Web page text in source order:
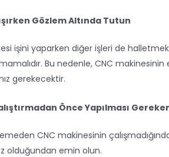
Gözlem Altında Tutun
işini yaparken diğer işleri de
Bu nedenle, CNC
gerekecektir.
Önce Yapılması
CNC makinesinin
olduğundan emin olun.